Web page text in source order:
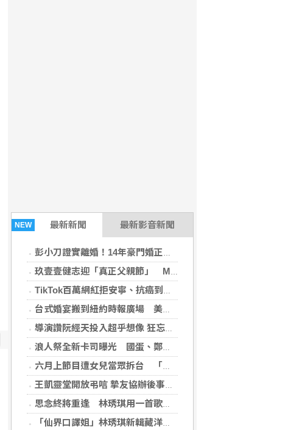
NEW 最新新聞 最新影音新聞
彭小刀證實離婚！14年豪門婚正式畫句點 親曝：我們還是家人
玖壹壹健志迎「真正父親節」 Marz23曝萌兒超不受控
TikTok百萬網紅拒安寧、抗癌到最後！家屬證實死訊 得年26歲
台式婚宴搬到紐約時報廣場 美國前總統御廚助陣辦桌
導演讚阮經天投入超乎想像 狂忘警探入選多倫多影展
浪人祭全新卡司曝光 國蛋、鄭宜農接力開唱
六月上節目遭女兒當眾拆台 「喝酒會跟爸爸吵架」
王凱靈堂開放弔唁 摯友協辦後事眼眶紅感不捨
思念終將重逢 林琇琪用一首歌寫給天國父親的情書
「仙界口譯姐」林琇琪新輯藏洋蔥 錄音淚憶父親約定夢中相見
(民眾網2026-08-06 22:10:46)